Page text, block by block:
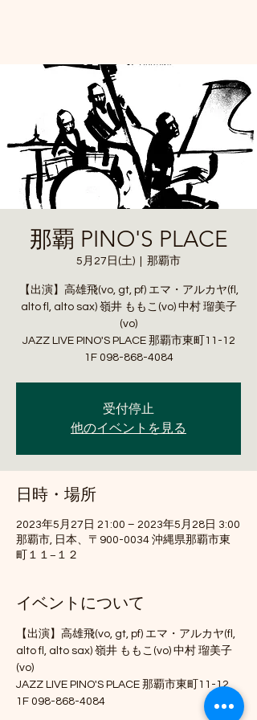
那覇 PINO'S PLACE
5月27日(土) 那覇市
【出演】高雄飛(vo, gt, pf) エマ・アルカヤ(fl,
alto fl, alto sax) 嶺井 ももこ(vo) 中村 瑠美子
(vo)
JAZZ LIVE PINO'S PLACE 那覇市東町11-12
1F 098-868-4084
受付停止
他のイベントを見る
日時・場所
2023年5月27日 21:00 – 2023年5月28日 3:00
那覇市, 日本、〒900-0034 沖縄県那覇市東
町１１−１２
イベントについて
【出演】高雄飛(vo, gt, pf) エマ・アルカヤ(fl,
alto fl, alto sax) 嶺井 ももこ(vo) 中村 瑠美子
(vo)
JAZZ LIVE PINO'S PLACE 那覇市東町11-12
1F 098-868-4084